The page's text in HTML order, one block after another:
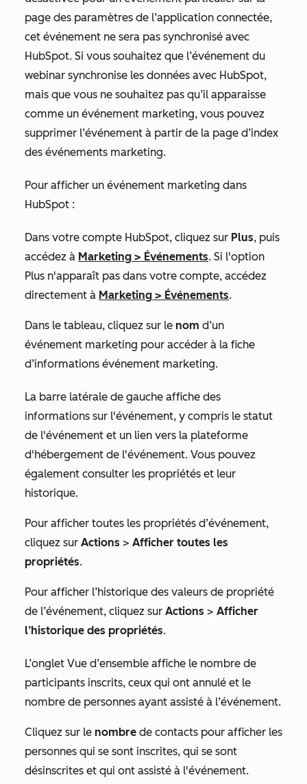
page des paramètres de l’application connectée,
cet événement ne sera pas synchronisé avec
HubSpot. Si vous souhaitez que l’événement du
webinar synchronise les données avec HubSpot,
mais que vous ne souhaitez pas qu’il apparaisse
comme un événement marketing, vous pouvez
supprimer l’événement à partir de la page d’index
des événements marketing.
Pour afficher un événement marketing dans
HubSpot :
Dans votre compte HubSpot, cliquez sur Plus, puis
accédez à Marketing > Événements. Si l'option
Plus n'apparaît pas dans votre compte, accédez
directement à Marketing > Événements.
Dans le tableau, cliquez sur le nom d’un
événement marketing pour accéder à la fiche
d’informations événement marketing.
La barre latérale de gauche affiche des
informations sur l'événement, y compris le statut
de l'événement et un lien vers la plateforme
d'hébergement de l'événement. Vous pouvez
également consulter les propriétés et leur
historique.
Pour afficher toutes les propriétés d’événement,
cliquez sur Actions > Afficher toutes les
propriétés.
Pour afficher l’historique des valeurs de propriété
de l’événement, cliquez sur Actions > Afficher
l’historique des propriétés.
L’onglet Vue d’ensemble affiche le nombre de
participants inscrits, ceux qui ont annulé et le
nombre de personnes ayant assisté à l’événement.
Cliquez sur le nombre de contacts pour afficher les
personnes qui se sont inscrites, qui se sont
désinscrites et qui ont assisté à l'événement.